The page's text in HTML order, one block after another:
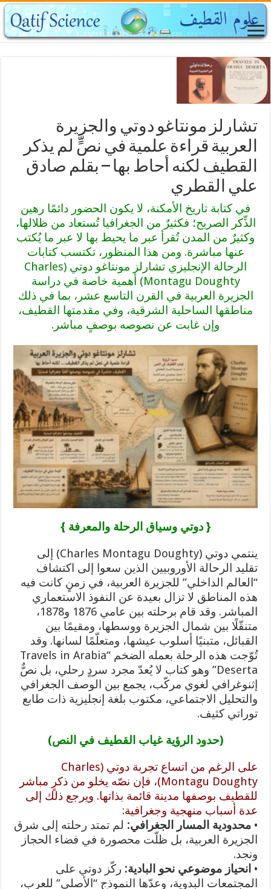
تشارلز مونتاغو دوتي والجزيرة
العربية قراءة علمية في نصٍّ لم يذكر
القطيف لكنه أحاط بها – بقلم صادق
علي القطري
في كتابة تاريخ الأمكنة، لا يكون الحضور دائمًا رهين
الذِّكر الصريح؛ فكثيرٌ من الجغرافيا تُستعاد من ظلالها،
وكثيرٌ من المدن تُقرأ عبر ما يحيط بها لا عبر ما يُكتب
عنها مباشرة. ومن هذا المنظور، تكتسب كتابات
الرحالة الإنجليزي تشارلز مونتاغو دوتي (Charles
Montagu Doughty) أهمية خاصة في دراسة
الجزيرة العربية في القرن التاسع عشر، بما في ذلك
مناطقها الساحلية الشرقية، وفي مقدمتها القطيف،
وإن غابت عن نصوصه بوصفٍ مباشر.
{ دوتي وسياق الرحلة والمعرفة }
ينتمي دوتي (Charles Montagu Doughty) إلى
تقليد الرحالة الأوروبيين الذين سعوا إلى اكتشاف
“العالم الداخلي” للجزيرة العربية، في زمنٍ كانت فيه
هذه المناطق لا تزال بعيدة عن النفوذ الاستعماري
المباشر. وقد قام برحلته بين عامي 1876 و1878،
متنقّلًا بين شمال الجزيرة ووسطها، ومقيمًا بين
القبائل، متبنيًا أسلوب عيشها، ومتعلّمًا لسانها. وقد
تُوّجت هذه الرحلة بعمله الضخم “Travels in Arabia
Deserta” وهو كتاب لا يُعدّ مجرد سردٍ رحلي، بل نصٌّ
إثنوغرافي لغوي مركّب، يجمع بين الوصف الجغرافي
والتحليل الاجتماعي، مكتوب بلغة إنجليزية ذات طابع
توراتي كثيف.
(حدود الرؤية غياب القطيف في النص)
على الرغم من اتساع تجربة دوتي (Charles
Montagu Doughty)، فإن نصّه يخلو من ذكرٍ مباشر
للقطيف بوصفها مدينة قائمة بذاتها. ويرجع ذلك إلى
عدة أسباب منهجية وجغرافية:
•محدودية المسار الجغرافي: لم تمتد رحلته إلى شرق
الجزيرة العربية، بل ظلّت محصورة في فضاء الحجاز
ونجد.
• انحياز موضوعي نحو البادية: ركّز دوتي على
المجتمعات البدوية، وعدّها النموذج “الأصلي” للعرب،